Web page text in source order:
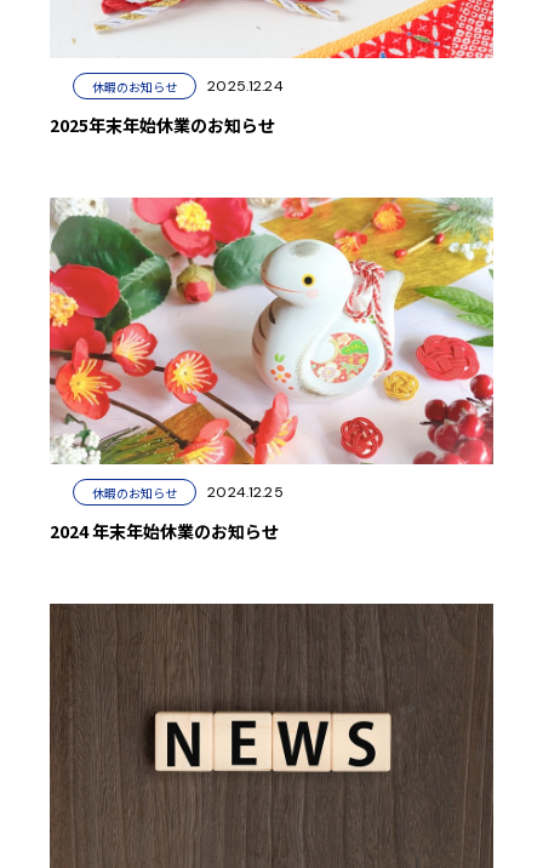
2025.12.24
休暇のお知らせ
2025年末年始休業のお知らせ
2024.12.25
休暇のお知らせ
2024 年末年始休業のお知らせ